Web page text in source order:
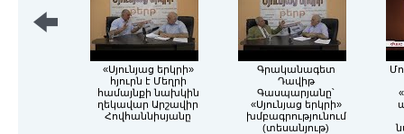
«Սյունյաց երկրի»
հյուրն է Մեղրի
համայնքի նախկին
ղեկավար Արշավիր
Հովհաննիսյանը
Գրականագետ
Դավիթ
Գասպարյանը՝
«Սյունյաց երկրի»
խմբագրությունում
(տեսանյութ)